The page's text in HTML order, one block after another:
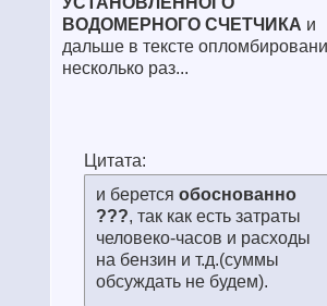
ВОДОМЕРНОГО СЧЕТЧИКА и
дальше в тексте
несколько раз...
Цитата:
и берется обоснованно
???, так как есть затраты
человеко-часов и расходы
на бензин и т.д.(суммы
обсуждать не будем).